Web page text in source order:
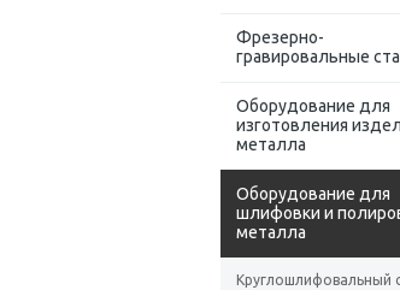
Фрезерно-
гравировальные
Оборудование для
изготовления
металла
Оборудование для
шлифовки и
металла
Круглошлифовальный